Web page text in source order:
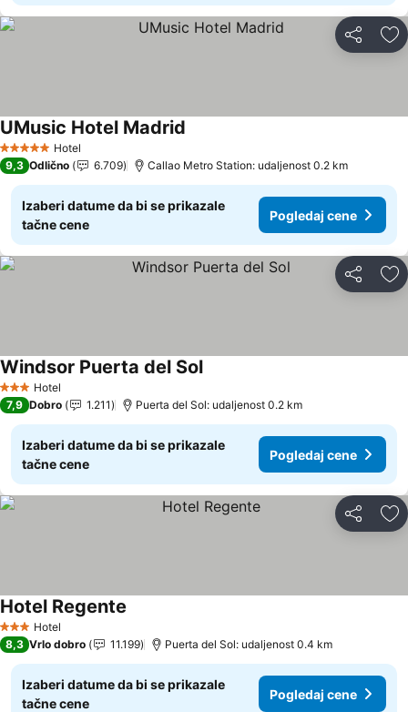
Deli
5 ZvezdiceHotel
UMusic Hotel Madrid
9,3 Odlično 6.709 Callao Metro Station: udaljenost 0.2 km
Izaberi datume da bi se prikazale
tačne cene
Pogledaj cene
Deli
3 Zvezdice
Hotel
Windsor Puerta del SolPogledaj cene
7,9 Dobro 1.211 Puerta del Sol: udaljenost 0.2 km
Izaberi datume da bi se prikazale
tačne cene
Pogledaj cene
Deli
3 Zvezdice
Hotel
Hotel Regente
8,3 Vrlo dobro 11.199 Puerta del Sol: udaljenost 0.4 km
Izaberi datume da bi se prikazale
tačne cene
Pogledaj cene